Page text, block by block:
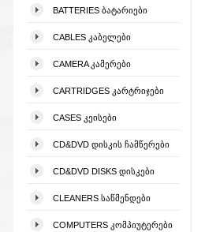
BATTERIES ᲑᲐᲢᲐᲠᲘᲔᲑᲘ
CABLES ᲙᲐᲑᲔᲚᲔᲑᲘ
CAMERA ᲙᲐᲛᲔᲠᲔᲑᲘ
CARTRIDGES ᲙᲐᲠᲢᲠᲘᲯᲔᲑᲘ
CASES ᲙᲔᲘᲡᲔᲑᲘ
CD&DVD ᲓᲘᲡᲙᲘᲡ ᲩᲐᲛᲬᲔᲠᲔᲑᲘ
CD&DVD DISKS ᲓᲘᲡᲙᲔᲑᲘ
CLEANERS ᲡᲐᲬᲛᲔᲜᲓᲔᲑᲘ
COMPUTERS ᲙᲝᲛᲞᲘᲣᲢᲔᲠᲔᲑᲘ